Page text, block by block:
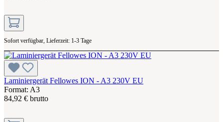
Sofort verfügbar, Lieferzeit: 1-3 Tage
Laminiergerät Fellowes ION - A3 230V EU
Format: A3
84,92 € brutto